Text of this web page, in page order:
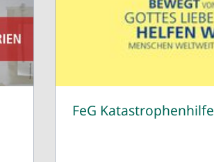
FeG Katastrophenhilfe